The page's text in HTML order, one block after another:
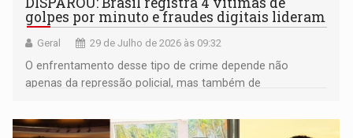
golpes por minuto e fraudes digitais lideram
Geral 29 de Julho de 2026 às 09:32
O enfrentamento desse tipo de crime depende não
apenas da repressão policial, mas também de